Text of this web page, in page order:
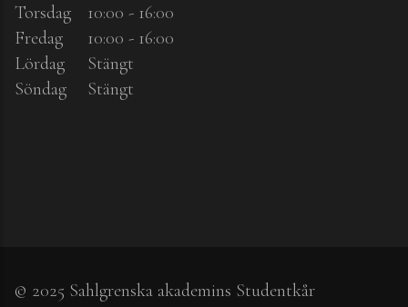
Torsdag
10:00 - 16:00
Fredag
10:00 - 16:00
Lördag
Stängt
Söndag
Stängt
© 2025 Sahlgrenska akademins Studentkår